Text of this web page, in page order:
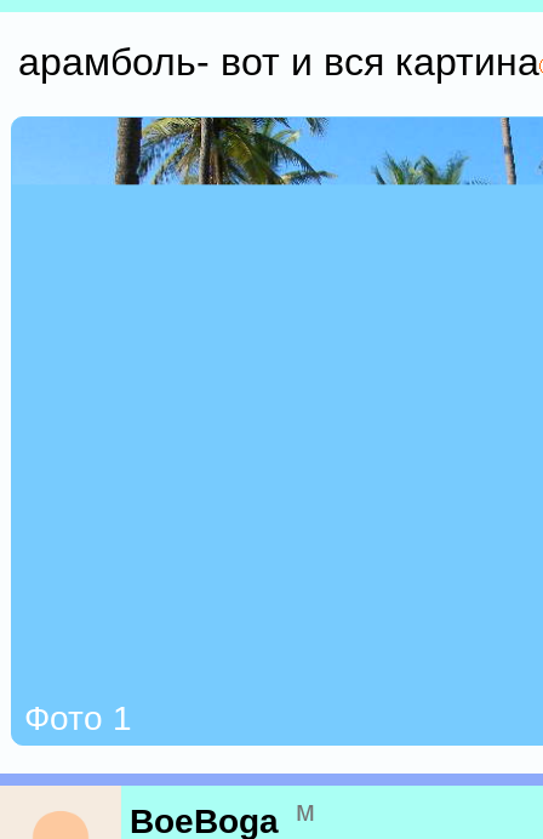
арамболь- вот и вся картина
Фото 1
BoeBoga м